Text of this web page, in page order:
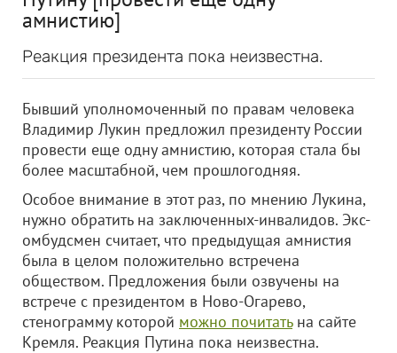
амнистию]
Реакция президента пока неизвестна.
Бывший уполномоченный по правам человека
Владимир Лукин предложил президенту России
провести еще одну амнистию, которая стала бы
более масштабной, чем прошлогодняя.
Особое внимание в этот раз, по мнению Лукина,
нужно обратить на заключенных-инвалидов. Экс-
омбудсмен считает, что предыдущая амнистия
была в целом положительно встречена
обществом. Предложения были озвучены на
встрече с президентом в Ново-Огарево,
стенограмму которой можно почитатьна сайте
Кремля. Реакция Путина пока неизвестна.